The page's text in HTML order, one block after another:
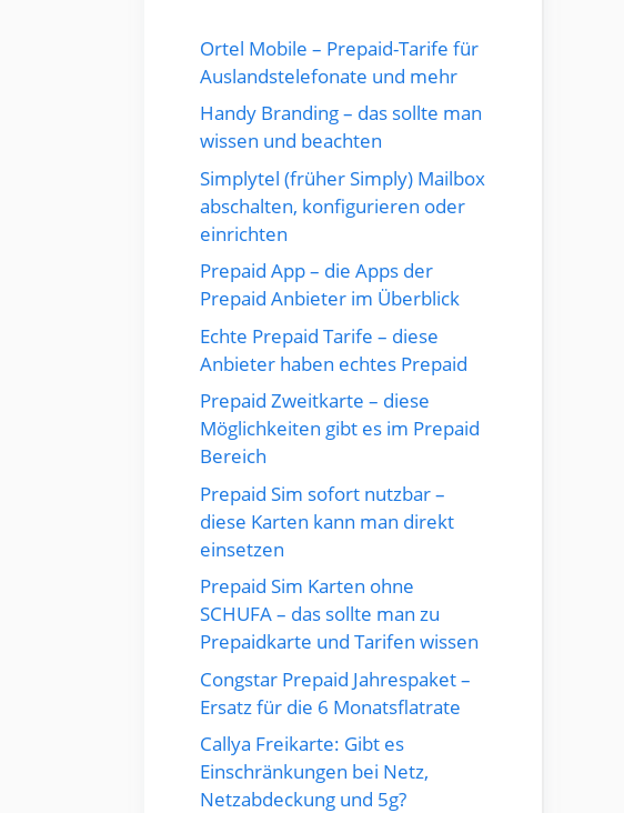
Ortel Mobile – Prepaid-Tarife für
Auslandstelefonate und mehr
Handy Branding – das sollte man
wissen und beachten
Simplytel (früher Simply) Mailbox
abschalten, konfigurieren oder
einrichten
Prepaid App – die Apps der
Prepaid Anbieter im Überblick
Echte Prepaid Tarife – diese
Anbieter haben echtes Prepaid
Prepaid Zweitkarte – diese
Möglichkeiten gibt es im Prepaid
Bereich
Prepaid Sim sofort nutzbar –
diese Karten kann man direkt
einsetzen
Prepaid Sim Karten ohne
SCHUFA – das sollte man zu
Prepaidkarte und Tarifen wissen
Congstar Prepaid Jahrespaket –
Ersatz für die 6 Monatsflatrate
Callya Freikarte: Gibt es
Einschränkungen bei Netz,
Netzabdeckung und 5g?